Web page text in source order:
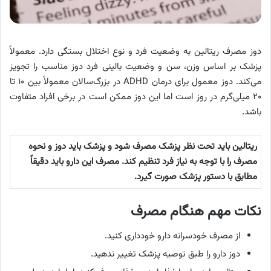
دوز مصرف ریتالین به وضعیت فرد و نوع اختلال بستگی دارد. معمولاً
پزشک بر اساس وزن، سن و وضعیت بالینی فرد دوز مناسب را تجویز
می‌کند. دوز معمول برای درمان ADHD در بزرگ‌سالان معمولاً بین ۱۰ تا
۲۰ میلی‌گرم در روز است اما این دوز ممکن است در برخی افراد متفاوت
باشد.
ریتالین باید تحت نظر پزشک مصرف شود و پزشک باید دوز و نحوه
مصرف را با توجه به نیاز فرد تنظیم کند. مصرف این دارو باید دقیقاً
مطابق با دستور پزشک صورت گیرد.
نکات مهم هنگام مصرف
از مصرف خودسرانه دارو خودداری کنید.
دوز دارو را طبق توصیه پزشک تغییر ندهید.